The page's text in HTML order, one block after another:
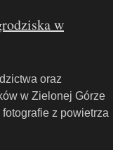
w
oraz
w Zielonej Górze
z powietrza